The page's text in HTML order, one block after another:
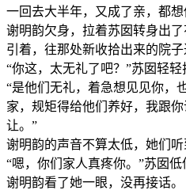
一回去大半年，又成了亲，都想
谢明韵欠身，拉着苏囡转身出
引着，往那处新收拾出来的院子
“你这，太无礼了吧？”苏囡轻轻
“是他们无礼，着急想见见你，
家，规矩得给他们养好，我跟
让。”
谢明韵的声音不算太低，她们听
“嗯，你们家人真疼你。”苏囡低
谢明韵看了她一眼，没再接话。